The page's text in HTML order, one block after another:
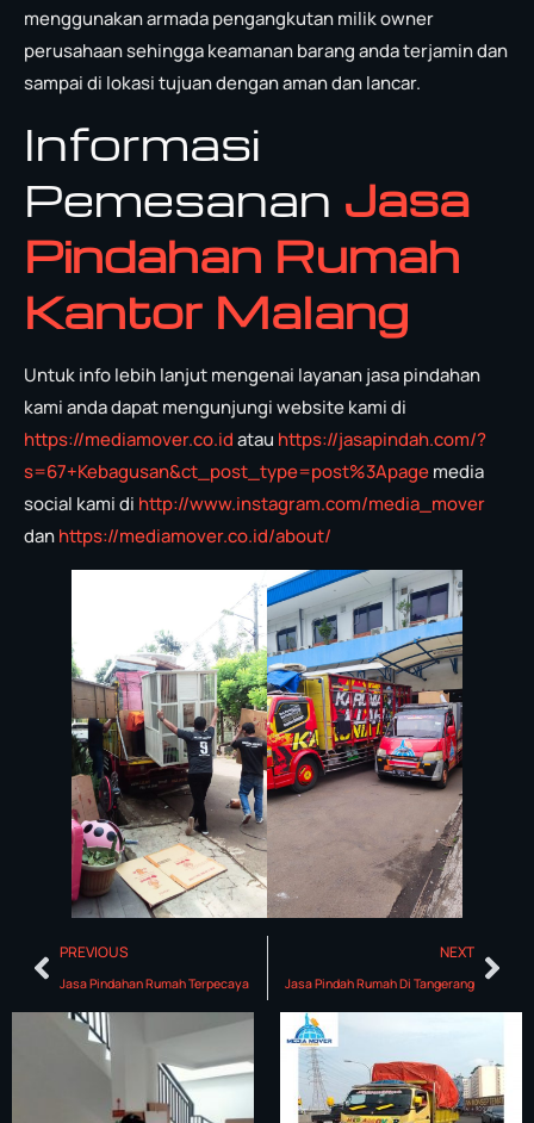
menggunakan armada pengangkutan milik owner
perusahaan sehingga keamanan barang anda terjamin dan
sampai di lokasi tujuan dengan aman dan lancar.
Informasi
Pemesanan Jasa
Pindahan Rumah
Kantor Malang
Untuk info lebih lanjut mengenai layanan jasa pindahan
kami anda dapat mengunjungi website kami di
https://mediamover.co.idatau https://jasapindah.com/?
s=67+Kebagusan&ct_post_type=post%3Apagemedia
social kami di http://www.instagram.com/media_mover
danhttps://mediamover.co.id/about/
PREVIOUS
Jasa Pindahan Rumah Terpecaya
NEXT
Jasa Pindah Rumah Di Tangerang